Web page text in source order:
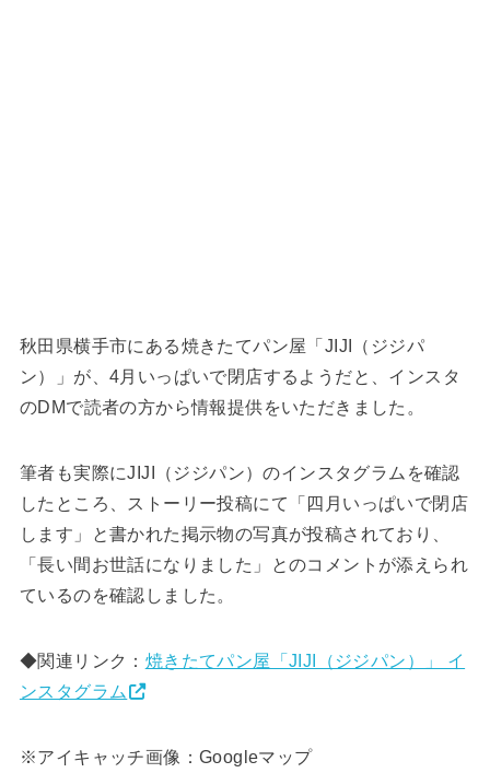
秋田県横手市にある焼きたてパン屋「JIJI（ジジパ
ン）」が、4月いっぱいで閉店するようだと、インスタ
のDMで読者の方から情報提供をいただきました。
筆者も実際にJIJI（ジジパン）のインスタグラムを確認
したところ、ストーリー投稿にて「四月いっぱいで閉店
します」と書かれた掲示物の写真が投稿されており、
「長い間お世話になりました」とのコメントが添えられ
ているのを確認しました。
◆関連リンク： 焼きたてパン屋「JIJI（ジジパン）」 イ
ンスタグラム
※アイキャッチ画像：Googleマップ